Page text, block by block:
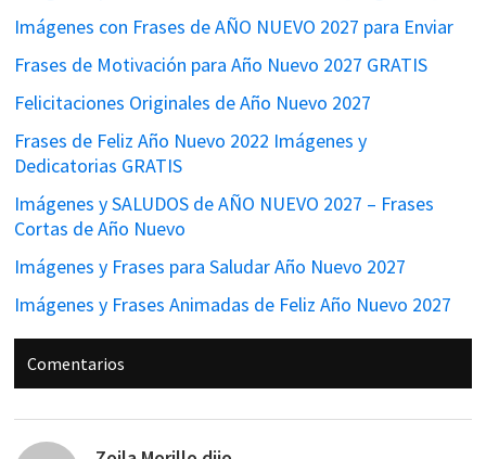
Imágenes con Frases de AÑO NUEVO 2027 para Enviar
Frases de Motivación para Año Nuevo 2027 GRATIS
Felicitaciones Originales de Año Nuevo 2027
Frases de Feliz Año Nuevo 2022 Imágenes y
Dedicatorias GRATIS
Imágenes y SALUDOS de AÑO NUEVO 2027 – Frases
Cortas de Año Nuevo
Imágenes y Frases para Saludar Año Nuevo 2027
Imágenes y Frases Animadas de Feliz Año Nuevo 2027
Interacciones
con
los
Comentarios